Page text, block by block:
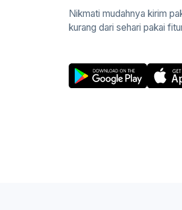
Nikmati mudahnya kirim
kurang dari sehari pakai